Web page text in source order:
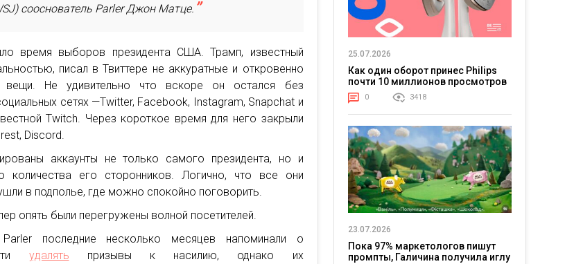
сооснователь Parler Джон Матце.
время выборов президента США. Трамп, известный
писал в Твиттере не аккуратные и откровенно
вещи. Не удивительно что вскоре он остался без
сетях —Twitter, Facebook, Instagram, Snapchat и
Twitch. Через короткое время для него закрыли
Discord.
аккаунты не только самого президента, но и
количества его сторонников. Логично, что все они
в подполье, где можно спокойно поговорить.
опять были перегружены волной посетителей.
последние несколько месяцев напоминали о
удалять призывы к насилию, однако их
25.07.2026
Как один оборот принес Philips
почти 10 миллионов просмотров
0 3418
23.07.2026
Пока 97% маркетологов пишут
промпты, Галичина получила иглу